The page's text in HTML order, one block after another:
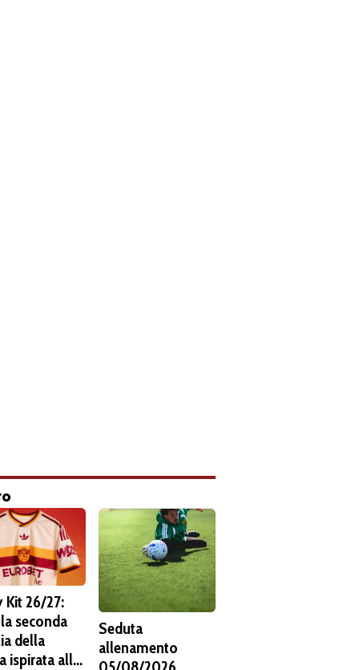
Kit 26/27:
seconda
della
ispirata alla
Seduta
allenamento